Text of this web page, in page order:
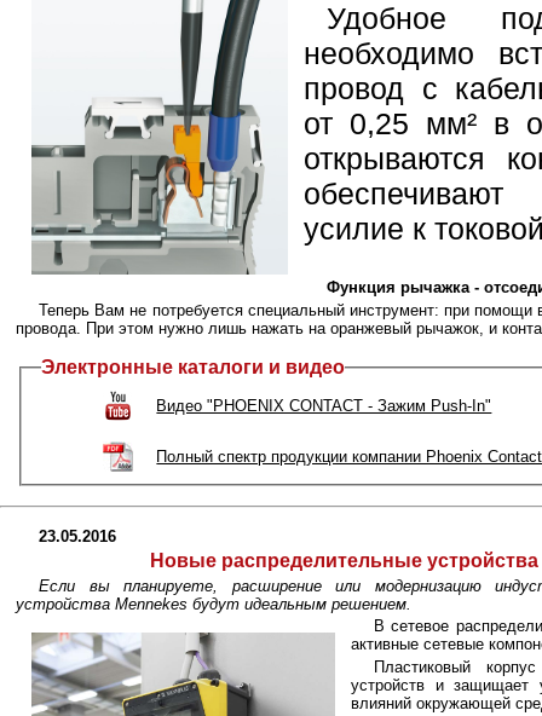
Удобное
необходимо
провод с
от 0,25 мм² в
открываются
усилие к
Функция рычажка -
Теперь Вам не потребуется специальный инструмент: при помощи
провода. При этом нужно лишь нажать на оранжевый рычажок, и
Электронные каталоги и видео
Видео "PHOENIX CONTACT - Зажим Push-In"
Полный спектр продукции компании Phoenix Contact
23.05.2016
Новые распределительные
Если вы планируете, расширение или модернизацию
устройства Mennekes будут идеальным решением.
В сетевое
активные сетевые
Пластиковый
устройств и защищает
влияний окружающей